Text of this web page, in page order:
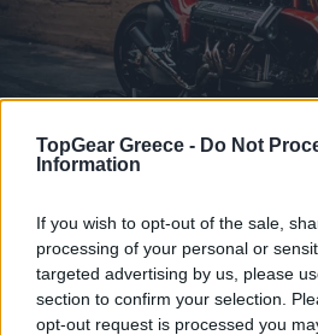
TopGear Greece - Do Not
Information
If you wish to opt-out of the sale,
processing of your personal or
targeted advertising by us, please
section to confirm your selection.
opt-out request is processed you
ΤΡΙ, 19 ΜΑΪ 2026
Δείτε την μοναδική
Ferrari-πόσο κοστίζει
ΓΡΑΦΕΙ:ΑΡΓΥΡΗΣ ΑΓΓΕΛΟΠΟΥΛΟΣ